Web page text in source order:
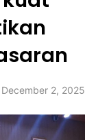
December 2, 2025